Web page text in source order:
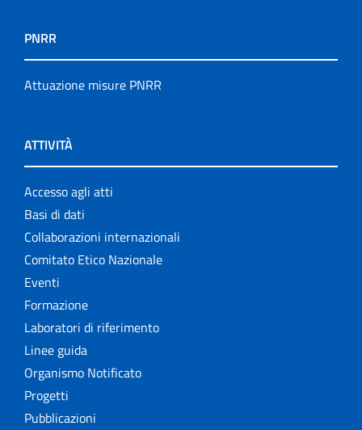
PNRR
Attuazione misure PNRR
ATTIVITÀ
Accesso agli atti
Basi di dati
Collaborazioni internazionali
Comitato Etico Nazionale
Eventi
Formazione
Laboratori di riferimento
Linee guida
Organismo Notificato
Progetti
Pubblicazioni